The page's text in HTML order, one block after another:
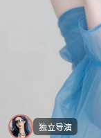
独立导演